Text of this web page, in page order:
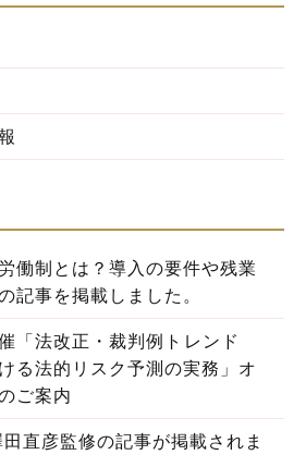
働制とは？導入の要件や残業
記事を掲載しました。
法改正・裁判例トレンド
る法的リスク予測の実務」オ
ご案内
直彦監修の記事が掲載されま